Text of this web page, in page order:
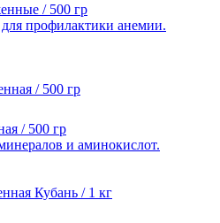
/ 500 гр
профилактики анемии.
/ 500 гр
и аминокислот.